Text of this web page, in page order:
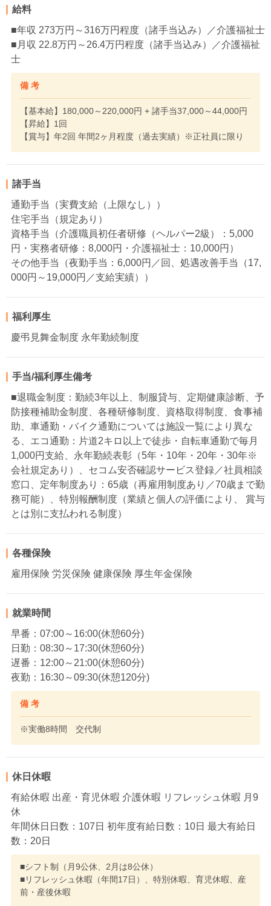
給料
■年収 273万円～316万円程度（諸手当込み）／介護福祉士
■月収 22.8万円～26.4万円程度（諸手当込み）／介護福祉
士
備 考
【基本給】180,000～220,000円 + 諸手当37,000～44,000円
【昇給】1回
【賞与】年2回 年間2ヶ月程度（過去実績）※正社員に限り
諸手当
通勤手当（実費支給（上限なし））
住宅手当（規定あり）
資格手当（介護職員初任者研修（ヘルパー2級）：5,000
円・実務者研修：8,000円・介護福祉士：10,000円）
その他手当（夜勤手当：6,000円／回、処遇改善手当（17,
000円～19,000円／支給実績））
福利厚生
慶弔見舞金制度 永年勤続制度
手当/福利厚生備考
■退職金制度：勤続3年以上、制服貸与、定期健康診断、予
防接種補助金制度、各種研修制度、資格取得制度、食事補
助、車通勤・バイク通勤については施設一覧により異な
る、エコ通勤：片道2キロ以上で徒歩・自転車通勤で毎月
1,000円支給、永年勤続表彰（5年・10年・20年・30年※
会社規定あり）、セコム安否確認サービス登録／社員相談
窓口、定年制度あり：65歳（再雇用制度あり／70歳まで勤
務可能）、特別報酬制度（業績と個人の評価により、 賞与
とは別に支払われる制度）
各種保険
雇用保険 労災保険 健康保険 厚生年金保険
就業時間
早番：07:00～16:00(休憩60分)
日勤：08:30～17:30(休憩60分)
遅番：12:00～21:00(休憩60分)
夜勤：16:30～09:30(休憩120分)
備 考
※実働8時間 交代制
休日休暇
有給休暇 出産・育児休暇 介護休暇 リフレッシュ休暇 月9
休
年間休日日数：107日 初年度有給日数：10日 最大有給日
数：20日
■シフト制（月9公休、2月は8公休）
■リフレッシュ休暇（年間17日）、特別休暇、育児休暇、産
前・産後休暇